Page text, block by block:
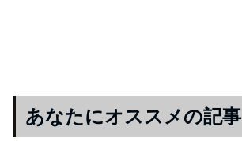
あなたにオススメの記事